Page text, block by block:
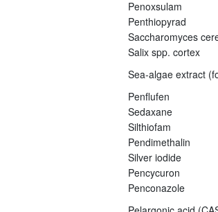
Penoxsulam
Penthiopyrad
Saccharomyces
Salix spp. cortex
Sea-algae extract
Penflufen
Sedaxane
Silthiofam
Pendimethalin
Silver iodide
Pencycuron
Penconazole